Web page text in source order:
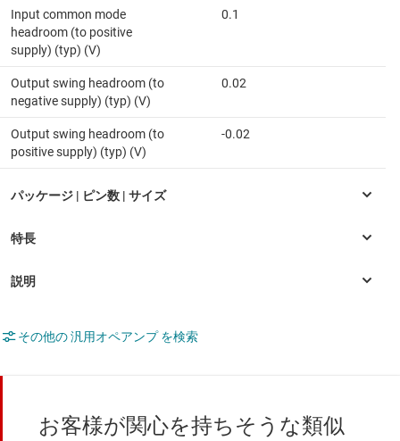
Input common mode
headroom (to positive
supply) (typ) (V)
0.1
Output swing headroom (to
negative supply) (typ) (V)
0.02
Output swing headroom (to
positive supply) (typ) (V)
-0.02
その他の 汎用オペアンプ を検索
お客様が関心を持ちそうな類似